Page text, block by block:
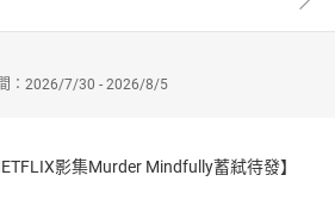
鼓手
：2026/7/30 - 2026/8/5
影集Murder Mindfully蓄弒待發】